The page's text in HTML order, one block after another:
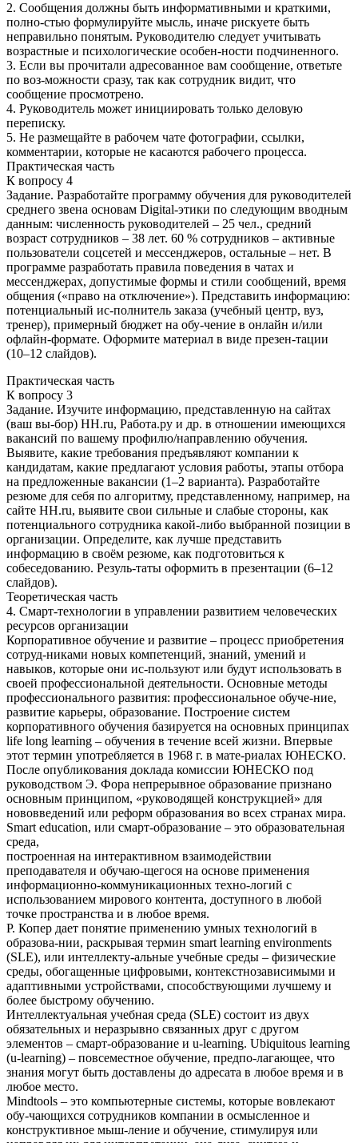
2. Сообщения должны быть информативными и краткими,
полно-стью формулируйте мысль, иначе рискуете быть
неправильно понятым. Руководителю следует учитывать
возрастные и психологические особен-ности подчиненного.
3. Если вы прочитали адресованное вам сообщение, ответьте
по воз-можности сразу, так как сотрудник видит, что
сообщение просмотрено.
4. Руководитель может инициировать только деловую
переписку.
5. Не размещайте в рабочем чате фотографии, ссылки,
комментарии, которые не касаются рабочего процесса.
Практическая часть
К вопросу 4
Задание. Разработайте программу обучения для руководителей
среднего звена основам Digital-этики по следующим вводным
данным: численность руководителей – 25 чел., средний
возраст сотрудников – 38 лет. 60 % сотрудников – активные
пользователи соцсетей и мессенджеров, остальные – нет. В
программе разработать правила поведения в чатах и
мессенджерах, допустимые формы и стили сообщений, время
общения («право на отключение»). Представить информацию:
потенциальный ис-полнитель заказа (учебный центр, вуз,
тренер), примерный бюджет на обу-чение в онлайн и/или
офлайн-формате. Оформите материал в виде презен-тации
(10–12 слайдов).
Практическая часть
К вопросу 3
Задание. Изучите информацию, представленную на сайтах
(ваш вы-бор) HH.ru, Работа.ру и др. в отношении имеющихся
вакансий по вашему профилю/направлению обучения.
Выявите, какие требования предъявляют компании к
кандидатам, какие предлагают условия работы, этапы отбора
на предложенные вакансии (1–2 варианта). Разработайте
резюме для себя по алгоритму, представленному, например, на
сайте HH.ru, выявите свои сильные и слабые стороны, как
потенциального сотрудника какой-либо выбранной позиции в
организации. Определите, как лучше представить
информацию в своём резюме, как подготовиться к
собеседованию. Резуль-таты оформить в презентации (6–12
слайдов).
Теоретическая часть
4. Смарт-технологии в управлении развитием человеческих
ресурсов организации
Корпоративное обучение и развитие – процесс приобретения
сотруд-никами новых компетенций, знаний, умений и
навыков, которые они ис-пользуют или будут использовать в
своей профессиональной деятельности. Основные методы
профессионального развития: профессиональное обуче-ние,
развитие карьеры, образование. Построение систем
корпоративного обучения базируется на основных принципах
life long learning – обучения в течение всей жизни. Впервые
этот термин употребляется в 1968 г. в мате-риалах ЮНЕСКО.
После опубликования доклада комиссии ЮНЕСКО под
руководством Э. Фора непрерывное образование признано
основным принципом, «руководящей конструкцией» для
нововведений или реформ образования во всех странах мира.
Smart education, или смарт-образование – это образовательная
среда,
построенная на интерактивном взаимодействии
преподавателя и обучаю-щегося на основе применения
информационно-коммуникационных техно-логий с
использованием мирового контента, доступного в любой
точке пространства и в любое время.
Р. Копер дает понятие применению умных технологий в
образова-нии, раскрывая термин smart learning environments
(SLE), или интеллекту-альные учебные среды – физические
среды, обогащенные цифровыми, контекстнозависимыми и
адаптивными устройствами, способствующими лучшему и
более быстрому обучению.
Интеллектуальная учебная среда (SLE) состоит из двух
обязательных и неразрывно связанных друг с другом
элементов – смарт-образование и u-learning. Ubiquitous learning
(u-learning) – повсеместное обучение, предпо-лагающее, что
знания могут быть доставлены до адресата в любое время и в
любое место.
Mindtools – это компьютерные системы, которые вовлекают
обу-чающихся сотрудников компании в осмысленное и
конструктивное мыш-ление и обучение, стимулируя или